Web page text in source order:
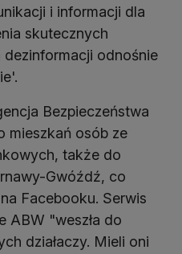
i informacji dla
skutecznych
odnośnie
Bezpieczeństwa
mieszkań osób ze
także do
Gwóźdź, co
Facebooku. Serwis
ABW "weszła do
działaczy. Mieli oni